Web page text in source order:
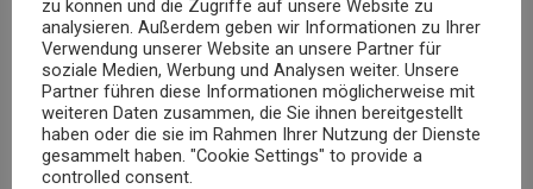
Ort spielerisch die richtige Sortierung von Abfall zu
erlernen.Aber auch für Erwachsene und Interessierte
bietet der kommunale Servicebetrieb auf seiner
WebseiteAbfallvermeidungs-Tipps für den Alltag.
Den Beitrag aus unserer Sendung gibt es hier zum
zu können und die Zugriffe auf unsere Website zu
analysieren. Außerdem geben wir Informationen zu Ihrer
Verwendung unserer Website an unsere Partner für
soziale Medien, Werbung und Analysen weiter. Unsere
Partner führen diese Informationen möglicherweise mit
weiteren Daten zusammen, die Sie ihnen bereitgestellt
haben oder die sie im Rahmen Ihrer Nutzung der Dienste
gesammelt haben. "Cookie Settings" to provide a
controlled consent.